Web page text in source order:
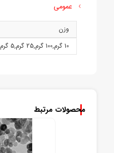
عمومی
وزن
10 گرم
,100 گرم ,25 گرم ,5 گرم
محصولات مرتبط